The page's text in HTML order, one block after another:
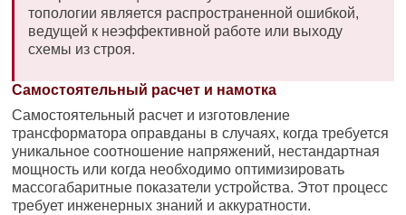
топологии является распространенной ошибкой,
ведущей к неэффективной работе или выходу
схемы из строя.
Самостоятельный расчет и намотка
Самостоятельный расчет и изготовление
трансформатора оправданы в случаях, когда требуется
уникальное соотношение напряжений, нестандартная
мощность или когда необходимо оптимизировать
массогабаритные показатели устройства. Этот процесс
требует инженерных знаний и аккуратности.